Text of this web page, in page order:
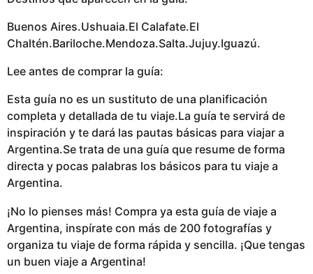
Buenos Aires.Ushuaia.El Calafate.El
Chaltén.Bariloche.Mendoza.Salta.Jujuy.Iguazú.
Lee antes de comprar la guía:
Esta guía no es un sustituto de una planificación
completa y detallada de tu viaje.La guía te servirá de
inspiración y te dará las pautas básicas para viajar a
Argentina.Se trata de una guía que resume de forma
directa y pocas palabras los básicos para tu viaje a
Argentina.
¡No lo pienses más! Compra ya esta guía de viaje a
Argentina, inspírate con más de 200 fotografías y
organiza tu viaje de forma rápida y sencilla. ¡Que tengas
un buen viaje a Argentina!